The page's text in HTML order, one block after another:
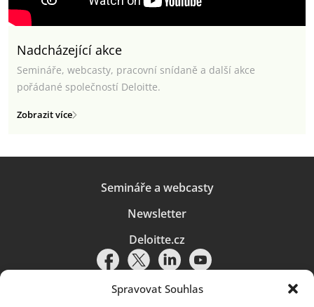
Spravovat Souhlas
Nadcházející akce
Semináře, webcasty, pracovní snídaně a další akce
pořádané společností Deloitte.
Zobrazit více
Semináře a webcasty
Newsletter
Deloitte.cz